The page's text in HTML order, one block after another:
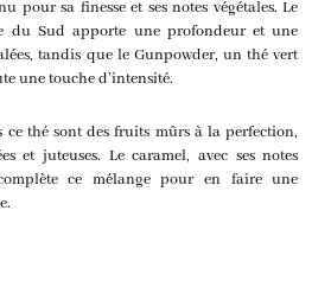
pour sa finesse et ses notes végétales. Le
du Sud apporte une profondeur et une
tandis que le Gunpowder, un thé vert
une touche d’intensité.
ce thé sont des fruits mûrs à la perfection,
et juteuses. Le caramel, avec ses notes
ce mélange pour en faire une